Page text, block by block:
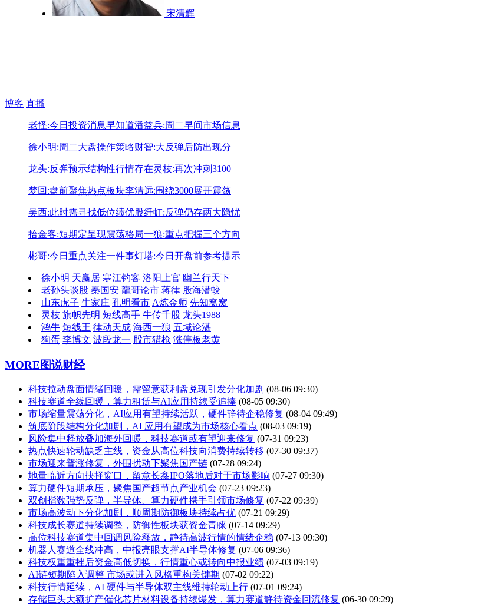
宋清辉
博客 直播
老怪:今日投资消息早知道潘益兵:周二早间市场信息
徐小明:周二大盘操作策略财智:大反弹后防出现分
龙头:反弹预示结构性行情存在灵枝:再次冲刺3100
梦回:盘前聚焦热点板块李清远:围绕3000展开震荡
吴西:此时需寻找低位绩优股纤虹:反弹仍存两大隐忧
拾金客:短期定呈现震荡格局一狼:重点把握三个方向
彬哥:今日重点关注一件事灯塔:今日开盘前参考提示
徐小明 天赢居 寒江钓客 洛阳上官 幽兰行天下
老孙头谈股 秦国安 龍哥论市 蒋律 股海潜蛟
山东虎子 牛家庄 孔明看市 A炼金师 先知窝窝
灵枝 旗帜先明 短线高手 牛传千股 龙头1988
鸿牛 短线王 律动天成 海西一狼 五域论湛
狗蛋 李博文 波段龙一 股市猎枪 涨停板老黄
MORE图说财经
科技拉动盘面情绪回暖，需留意获利盘兑现引发分化加剧 (08-06 09:30)
科技赛道全线回暖，算力租赁与AI应用持续受追捧 (08-05 09:30)
市场缩量震荡分化，AI应用有望持续活跃，硬件静待企稳修复 (08-04 09:49)
筑底阶段结构分化加剧，AI 应用有望成为市场核心看点 (08-03 09:19)
风险集中释放叠加海外回暖，科技赛道或有望迎来修复 (07-31 09:23)
热点快速轮动缺乏主线，资金从高位科技向消费持续转移 (07-30 09:37)
市场迎来普涨修复，外围扰动下聚焦国产链 (07-28 09:24)
地量临近方向抉择窗口，留意长鑫IPO落地后对于市场影响 (07-27 09:30)
算力硬件短期承压，聚焦国产超节点产业机会 (07-23 09:23)
双创指数强势反弹，半导体、算力硬件携手引领市场修复 (07-22 09:39)
市场高波动下分化加剧，顺周期防御板块持续占优 (07-21 09:29)
科技成长赛道持续调整，防御性板块获资金青睐 (07-14 09:29)
高位科技赛道集中回调风险释放，静待高波行情的情绪企稳 (07-13 09:30)
机器人赛道全线冲高，中报亮眼支撑AI半导体修复 (07-06 09:36)
科技权重重挫后资金高低切换，行情重心或转向中报业绩 (07-03 09:19)
AI链短期陷入调整 市场或进入风格重构关键期 (07-02 09:22)
科技行情延续，AI 硬件与半导体双主线维持轮动上行 (07-01 09:24)
存储巨头大额扩产催化芯片材料设备持续爆发，算力赛道静待资金回流修复 (06-30 09:29)